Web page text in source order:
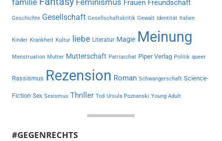
familie Feminismus Frauen Freundschaft
Geschichte Gesellschaft Gesellschaftskritik Gewalt Identität Italien
Kinder Krankheit Kultur liebe Literatur Magie Meinung
Menstruation Mutter Mutterschaft Patriarchat Piper Verlag Politik queer
Rassismus Rezension Roman Schwangerschaft Science-
Fiction Sex Sexismus Thriller Tod Ursula Poznanski Young Adult
#GEGENRECHTS